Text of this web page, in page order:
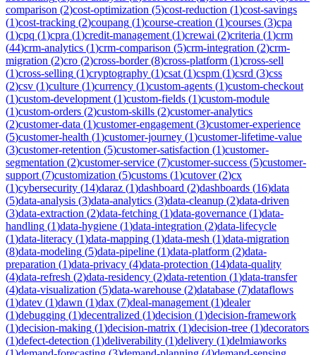
comparison (2)cost-optimization (5)cost-reduction (1)cost-savings
(1)cost-tracking (2)coupang (1)course-creation (1)courses (3)cpa
(1)cpq (1)cpra (1)credit-management (1)crewai (2)criteria (1)crm
(44)crm-analytics (1)crm-comparison (5)crm-integration (2)crm-
migration (2)cro (2)cross-border(8)cross-platform (1)cross-sell
(1)cross-selling (1)cryptography (1)csat (1)cspm (1)csrd (3)css
(2)csv (1)culture (1)currency (1)custom-agents (1)custom-checkout
(1)custom-development (1)custom-fields (1)custom-module
(1)custom-orders (2)custom-skills (2)customer-analytics
(2)customer-data (1)customer-engagement (3)customer-experience
(5)customer-health (1)customer-journey (1)customer-lifetime-value
(3)customer-retention (5)customer-satisfaction (1)customer-
segmentation (2)customer-service (7)customer-success (5)customer-
support (7)customization (5)customs (1)cutover(2)cx
(1)cybersecurity (14)daraz (1)dashboard (2)dashboards (16)data
(5)data-analysis (3)data-analytics (3)data-cleanup (2)data-driven
(3)data-extraction (2)data-fetching (1)data-governance (1)data-
handling (1)data-hygiene (1)data-integration (2)data-lifecycle
(1)data-literacy (1)data-mapping (1)data-mesh (1)data-migration
(8)data-modeling (5)data-pipeline (1)data-platform (2)data-
preparation (1)data-privacy (4)data-protection (14)data-quality
(4)data-refresh (2)data-residency (2)data-retention (1)data-transfer
(4)data-visualization (5)data-warehouse (2)database (7)dataflows
(1)datev (1)dawn (1)dax (7)deal-management (1)dealer
(1)debugging (1)decentralized (1)decision (1)decision-framework
(1)decision-making (1)decision-matrix (1)decision-tree (1)decorators
(1)defect-detection (1)deliverability (1)delivery (1)delmiaworks